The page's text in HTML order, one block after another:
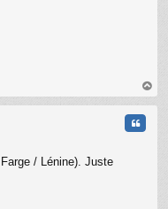
au
/ Lénine). Juste